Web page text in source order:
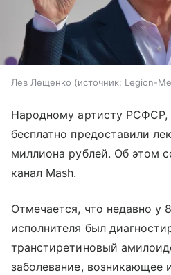
Лев Лещенко источник: Legion-
Народному артисту РСФСР,
бесплатно предоставили
миллиона рублей. Об этом
канал Mash.
Отмечается, что недавно у
исполнителя был
транстиретиновый
заболевание, возникающее